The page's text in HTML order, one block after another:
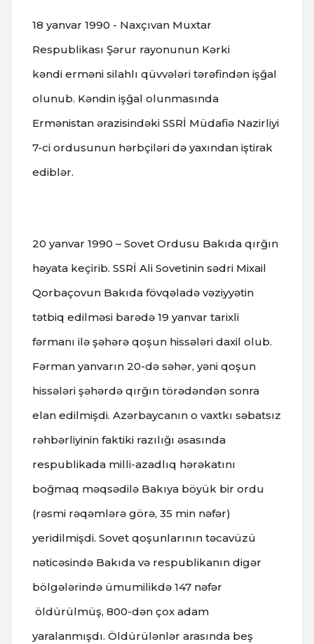
18 yanvar 1990 - Naxçıvan Muxtar
Respublikası Şərur rayonunun Kərki
kəndi erməni silahlı qüvvələri tərəfindən işğal
olunub. Kəndin işğal olunmasında
Ermənistan ərazisindəki SSRİ Müdafiə Nazirliyi
7-ci ordusunun hərbçiləri də yaxından iştirak
ediblər.
20 yanvar 1990 – Sovet Ordusu Bakıda qırğın
həyata keçirib. SSRİ Ali Sovetinin sədri Mixail
Qorbaçovun Bakıda fövqəladə vəziyyətin
tətbiq edilməsi barədə 19 yanvar tarixli
fərmanı ilə şəhərə qoşun hissələri daxil olub.
Fərman yanvarın 20-də səhər, yəni qoşun
hissələri şəhərdə qırğın törədəndən sonra
elan edilmişdi. Azərbaycanın o vaxtkı səbatsız
rəhbərliyinin faktiki razılığı əsasında
respublikada milli-azadlıq hərəkatını
boğmaq məqsədilə Bakıya böyük bir ordu
(rəsmi rəqəmlərə görə, 35 min nəfər)
yeridilmişdi. Sovet qoşunlarının təcavüzü
nəticəsində Bakıda və respublikanın digər
bölgələrində ümumilikdə 147 nəfər
öldürülmüş, 800-dən çox adam
yaralanmışdı. Öldürülənlər arasında beş